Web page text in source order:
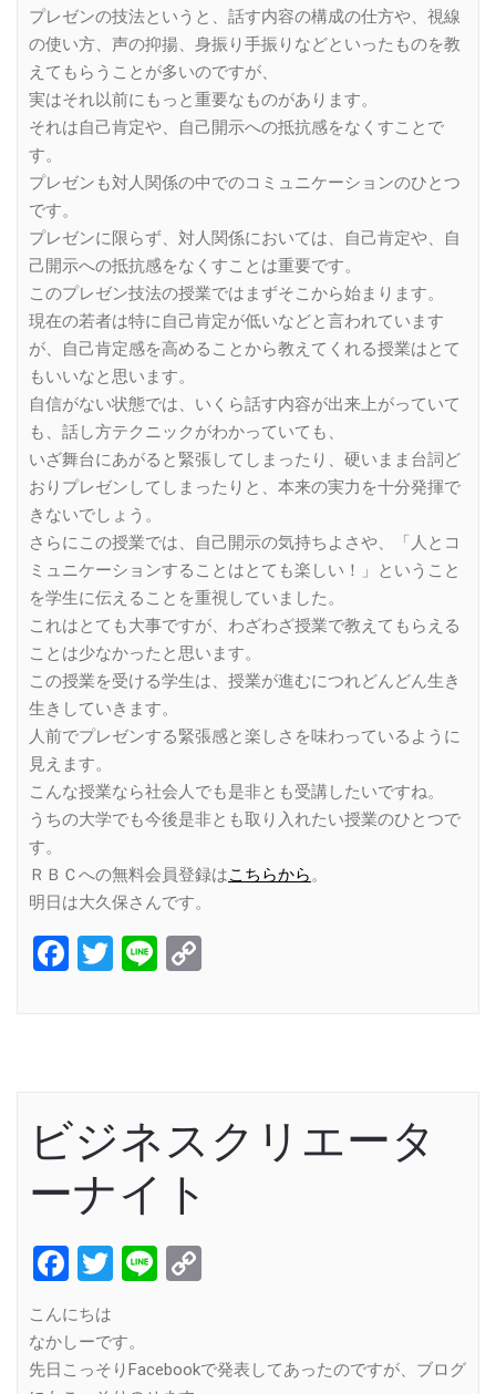
プレゼンの技法というと、話す内容の構成の仕方や、視線
の使い方、声の抑揚、身振り手振りなどといったものを教
えてもらうことが多いのですが、
実はそれ以前にもっと重要なものがあります。
それは自己肯定や、自己開示への抵抗感をなくすことで
す。
プレゼンも対人関係の中でのコミュニケーションのひとつ
です。
プレゼンに限らず、対人関係においては、自己肯定や、自
己開示への抵抗感をなくすことは重要です。
このプレゼン技法の授業ではまずそこから始まります。
現在の若者は特に自己肯定が低いなどと言われています
が、自己肯定感を高めることから教えてくれる授業はとて
もいいなと思います。
自信がない状態では、いくら話す内容が出来上がっていて
も、話し方テクニックがわかっていても、
いざ舞台にあがると緊張してしまったり、硬いまま台詞ど
おりプレゼンしてしまったりと、本来の実力を十分発揮で
きないでしょう。
さらにこの授業では、自己開示の気持ちよさや、「人とコ
ミュニケーションすることはとても楽しい！」ということ
を学生に伝えることを重視していました。
これはとても大事ですが、わざわざ授業で教えてもらえる
ことは少なかったと思います。
この授業を受ける学生は、授業が進むにつれどんどん生き
生きしていきます。
人前でプレゼンする緊張感と楽しさを味わっているように
見えます。
こんな授業なら社会人でも是非とも受講したいですね。
うちの大学でも今後是非とも取り入れたい授業のひとつで
す。
ＲＢＣへの無料会員登録はこちらから。
明日は大久保さんです。
Facebook
Twitter
Line
ビジネスクリエータ
ーナイト
Facebook
Twitter
Line
こんにちは
なかしーです。
先日こっそりFacebookで発表してあったのですが、ブログ